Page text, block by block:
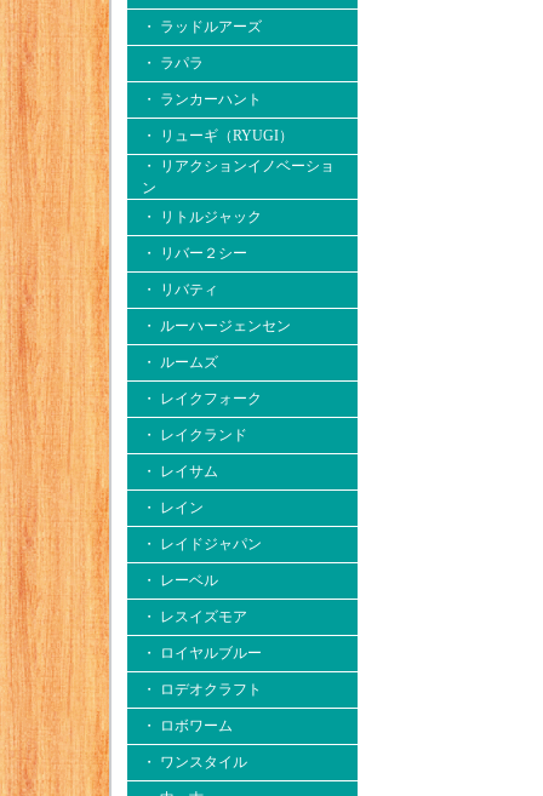
・ ラッドルアーズ
・ ラパラ
・ ランカーハント
・ リューギ（RYUGI）
・ リアクションイノベーショ
ン
・ リトルジャック
・ リバー２シー
・ リバティ
・ ルーハージェンセン
・ ルームズ
・ レイクフォーク
・ レイクランド
・ レイサム
・ レイン
・ レイドジャパン
・ レーベル
・ レスイズモア
・ ロイヤルブルー
・ ロデオクラフト
・ ロボワーム
・ ワンスタイル